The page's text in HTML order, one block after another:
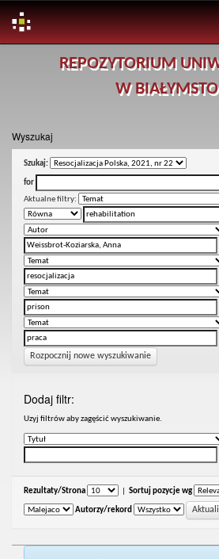
REPOZYTORIUM
W
Wyszukaj
Szukaj:
for
Aktualne filtry:
Rozpocznij nowe wyszukiwanie
Dodaj filtr:
Uzyj filtrów aby zagęścić wyszukiwanie.
Rezultaty/Strona Sortuj pozycje wg
Autorzy/rekord